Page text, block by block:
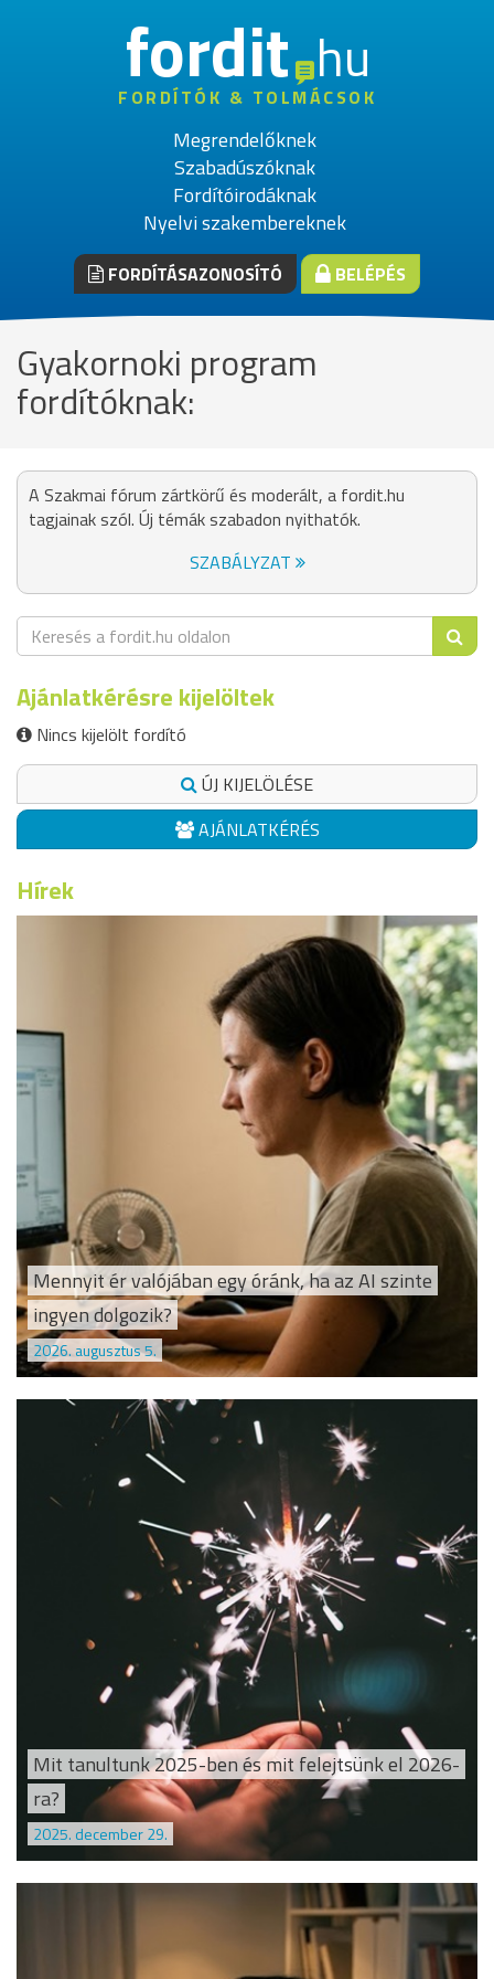
fordithu
FORDÍTÓK & TOLMÁCSOK
Megrendelőknek
Szabadúszóknak
Fordítóirodáknak
Nyelvi szakembereknek
FORDÍTÁSAZONOSÍTÓ BELÉPÉS
Gyakornoki program
fordítóknak:
A Szakmai fórum zártkörű és moderált, a fordit.hu
tagjainak szól. Új témák szabadon nyithatók.
SZABÁLYZAT
Ajánlatkérésre kijelöltek
Nincs kijelölt fordító
ÚJ KIJELÖLÉSE
AJÁNLATKÉRÉS
Hírek
Mennyit ér valójában egy óránk, ha az AI szinte
ingyen dolgozik?
2026. augusztus 5.
Mit tanultunk 2025-ben és mit felejtsünk el 2026-
ra?
2025. december 29.